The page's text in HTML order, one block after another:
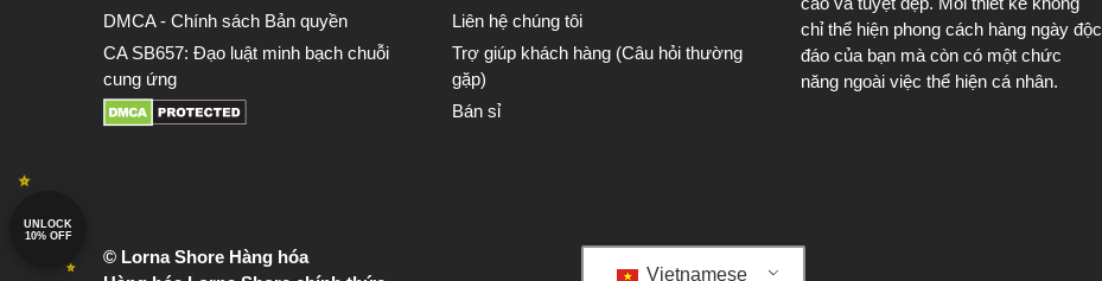
DMCA - Chính sách Bản quyền
CA SB657: Đạo luật minh bạch chuỗi
cung ứng
Liên hệ chúng tôi
Trợ giúp khách hàng (Câu hỏi thường
gặp)
Bán sỉ
chỉ thể hiện phong cách hàng ngày độc
đáo của bạn mà còn có một chức
năng ngoài việc thể hiện cá nhân.
© Lorna Shore Hàng hóa
Vietnamese
UNLOCK
10% OFF